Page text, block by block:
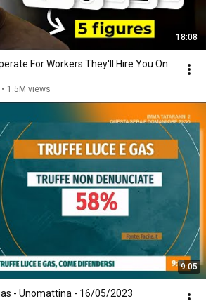
18:08
For Workers They'll Hire You On
• 1.5M views
9:05
- Unomattina - 16/05/2023